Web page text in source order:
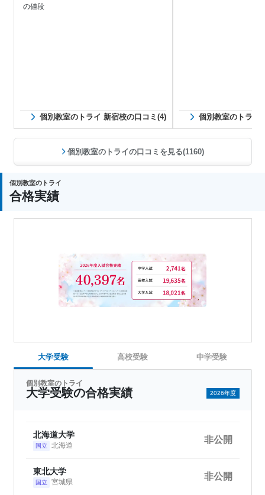
の値段
個別教室のトライ 新宿校の口コミ(4) 個別教室のトライ
個別教室のトライの口コミを見る(1160)
個別教室のトライ
合格実績
大学受験 高校受験 中学受験
個別教室のトライ
大学受験の合格実績 2026年度
北海道大学
国立 北海道
非公開
東北大学
国立 宮城県
非公開